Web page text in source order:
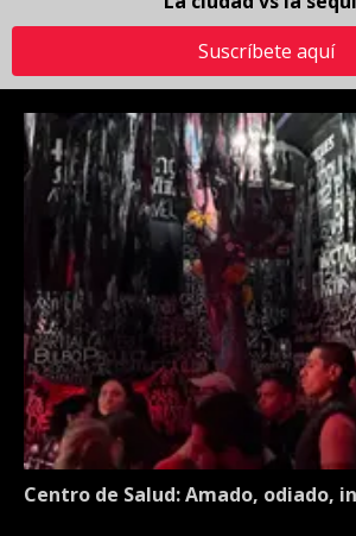
Suscríbete aquí
Centro de Salud: Amado, odiado,